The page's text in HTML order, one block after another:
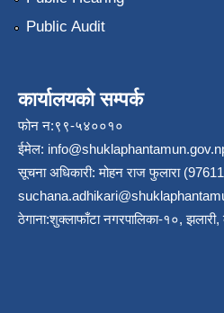
Public Audit
कार्यालयको सम्पर्क
फोन न:९९-५४००१०
ईमेल:
सूचना अधिकारी: मोहन राज फुलारा
ठेगाना:शुक्लाफाँटा नगरपालिका-१०,